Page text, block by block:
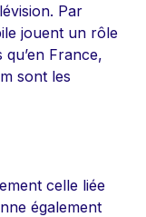
Par
jouent un rôle
France,
sont les
celle liée
également